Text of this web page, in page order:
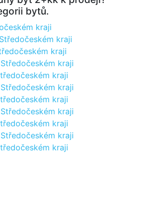
bytů.
kraji
kraji
kraji
kraji
kraji
kraji
kraji
kraji
kraji
kraji
kraji